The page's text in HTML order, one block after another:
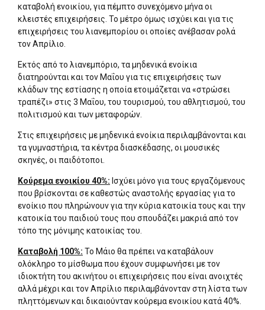
καταβολή ενοικίου, για πέμπτο συνεχόμενο μήνα οι
κλειστές επιχειρήσεις. Το μέτρο όμως ισχύει και για τις
επιχειρήσεις του λιανεμπορίου οι οποίες ανέβασαν ρολά
τον Απρίλιο.
Εκτός από το λιανεμπόριο, τα μηδενικά ενοίκια
διατηρούνται και τον Μαΐου για τις επιχειρήσεις των
κλάδων της εστίασης η οποία ετοιμάζεται να «στρώσει
τραπέζι» στις 3 Μαΐου, του τουρισμού, του αθλητισμού, του
πολιτισμού και των μεταφορών.
Στις επιχειρήσεις με μηδενικά ενοίκια περιλαμβάνονται και
τα γυμναστήρια, τα κέντρα διασκέδασης, οι μουσικές
σκηνές, οι παιδότοποι.
Κούρεμα ενοικίου 40%: Ισχύει μόνο για τους εργαζόμενους
που βρίσκονται σε καθεστώς αναστολής εργασίας για το
ενοίκιο που πληρώνουν για την κύρια κατοικία τους και την
κατοικία του παιδιού τους που σπουδάζει μακριά από τον
τόπο της μόνιμης κατοικίας του.
Καταβολή 100%: Το Μάιο θα πρέπει να καταβάλουν
ολόκληρο το μίσθωμα που έχουν συμφωνήσει με τον
ιδιοκτήτη του ακινήτου οι επιχειρήσεις που είναι ανοιχτές
αλλά μέχρι και τον Απρίλιο περιλαμβάνονταν στη λίστα των
πληττόμενων και δικαιούνταν κούρεμα ενοικίου κατά 40%.